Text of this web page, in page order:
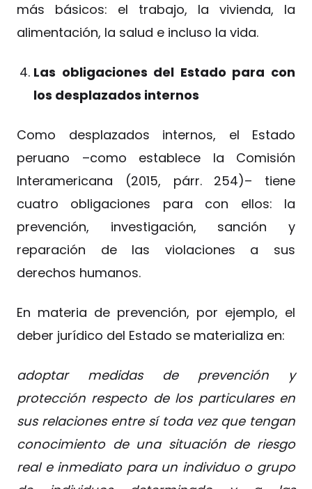
más básicos: el trabajo, la vivienda, la
alimentación, la salud e incluso la vida.
Las obligaciones del Estado para con
los desplazados internos
Como desplazados internos, el Estado
peruano –como establece la Comisión
Interamericana (2015, párr. 254)– tiene
cuatro obligaciones para con ellos: la
prevención, investigación, sanción y
reparación de las violaciones a sus
derechos humanos.
En materia de prevención, por ejemplo, el
deber jurídico del Estado se materializa en:
adoptar medidas de prevención y
protección respecto de los particulares en
sus relaciones entre sí toda vez que tengan
conocimiento de una situación de riesgo
real e inmediato para un individuo o grupo